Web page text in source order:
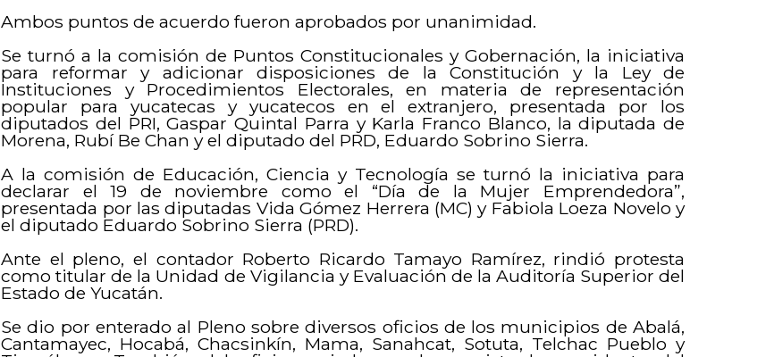
Ambos puntos de acuerdo fueron aprobados por unanimidad.
Se turnó a la comisión de Puntos Constitucionales y Gobernación, la iniciativa
para reformar y adicionar disposiciones de la Constitución y la Ley de
Instituciones y Procedimientos Electorales, en materia de representación
popular para yucatecas y yucatecos en el extranjero, presentada por los
diputados del PRI, Gaspar Quintal Parra y Karla Franco Blanco, la diputada de
Morena, Rubí Be Chan y el diputado del PRD, Eduardo Sobrino Sierra.
A la comisión de Educación, Ciencia y Tecnología se turnó la iniciativa para
declarar el 19 de noviembre como el “Día de la Mujer Emprendedora”,
presentada por las diputadas Vida Gómez Herrera (MC) y Fabiola Loeza Novelo y
el diputado Eduardo Sobrino Sierra (PRD).
Ante el pleno, el contador Roberto Ricardo Tamayo Ramírez, rindió protesta
como titular de la Unidad de Vigilancia y Evaluación de la Auditoría Superior del
Estado de Yucatán.
Se dio por enterado al Pleno sobre diversos oficios de los municipios de Abalá,
Cantamayec, Hocabá, Chacsinkín, Mama, Sanahcat, Sotuta, Telchac Pueblo y